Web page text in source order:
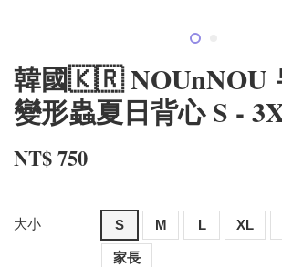
韓國🇰🇷 NOUnNOU
變形蟲夏日背心 S -
NT$ 750
大小 S M L XL
家長